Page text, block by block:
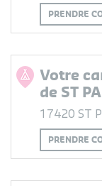
PRENDRE
Votre
de ST
17420 ST
PRENDRE